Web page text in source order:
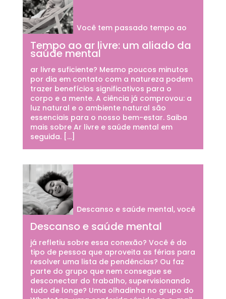
Tempo ao ar livre: um aliado da
saúde mental
Você tem passado tempo ao
ar livre suficiente? Mesmo poucos minutos
por dia em contato com a natureza podem
trazer benefícios significativos para o
corpo e a mente. A ciência já comprovou: a
luz natural e o ambiente natural são
essenciais para o nosso bem-estar. Saiba
mais sobre Ar livre e saúde mental em
seguida. […]
Descanso e saúde mental
Descanso e saúde mental, você
já refletiu sobre essa conexão? Você é do
tipo de pessoa que aproveita as férias para
resolver uma lista de pendências? Ou faz
parte do grupo que nem consegue se
desconectar do trabalho, supervisionando
tudo de longe? Uma olhadinha no grupo do